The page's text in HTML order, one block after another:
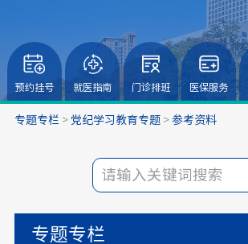
预约挂号 就医指南 门诊排班 医保服务
专题专栏 > 党纪学习教育专题> 参考资料
专题专栏